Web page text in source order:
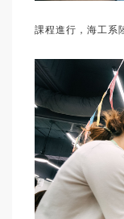
課程進行，海工